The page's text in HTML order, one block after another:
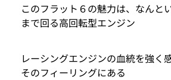
このフラット６の魅力は、なんと
まで回る高回転型エンジン
レーシングエンジンの血統を強く
そのフィーリングにある